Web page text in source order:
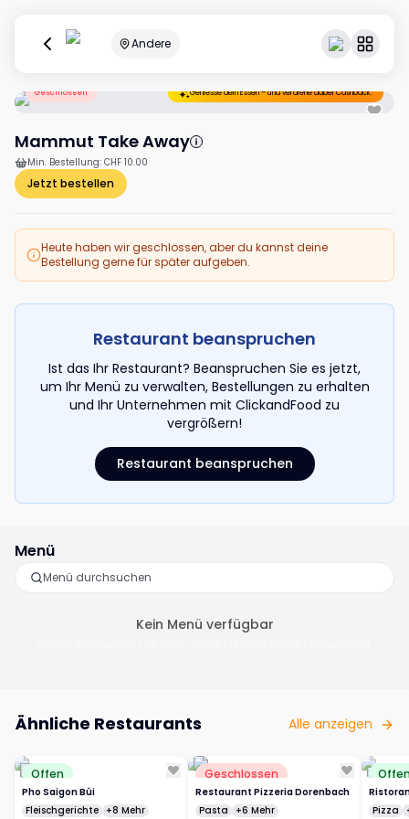
Andere
Geschlossen Geniesse dein Essen – und verdiene dabei Cashback.
Mammut Take Away
Min. Bestellung: CHF 10.00
Jetzt bestellen
Heute haben wir geschlossen, aber du kannst deine
Bestellung gerne für später aufgeben.
Restaurant beanspruchen
Ist das Ihr Restaurant? Beanspruchen Sie es jetzt,
um Ihr Menü zu verwalten, Bestellungen zu erhalten
und Ihr Unternehmen mit ClickandFood zu
vergrößern!
Restaurant beanspruchen
Menü
Kein Menü verfügbar
Ähnliche Restaurants Alle anzeigen
Offen
Pho Saigon Bùi
Fleischgerichte +8 Mehr
Geschlossen
Restaurant Pizzeria Dorenbach
Pasta
+6 Mehr
Pizza